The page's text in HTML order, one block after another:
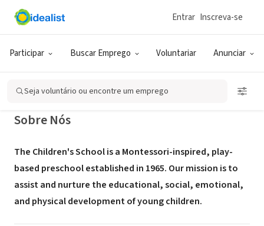
Participar Buscar Emprego Voluntariar Anunciar
Entrar Inscreva-se
Seja voluntário ou encontre um emprego
ONG (SETOR SOCIAL)
The Children's School - Seattle, WA
Sobre Nós
The Children's School is a Montessori-inspired, play-
based preschool established in 1965. Our mission is to
assist and nurture the educational, social, emotional,
and physical development of young children.